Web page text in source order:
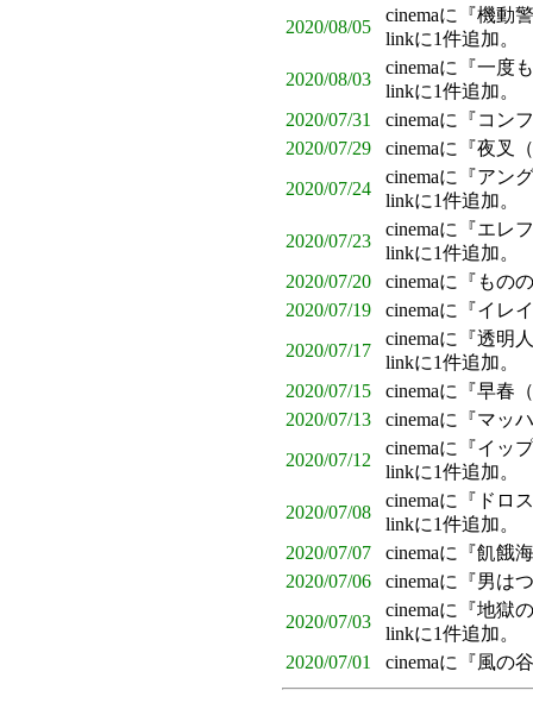
2020/08/05
cinemaに『機動
linkに1件追加。
2020/08/03
cinemaに『一度
linkに1件追加。
2020/07/31
cinemaに『コン
2020/07/29
cinemaに『夜叉
2020/07/24
cinemaに『アン
linkに1件追加。
2020/07/23
cinemaに『エレ
linkに1件追加。
2020/07/20
cinemaに『もの
2020/07/19
cinemaに『イレ
2020/07/17
cinemaに『透明
linkに1件追加。
2020/07/15
cinemaに『早春
2020/07/13
cinemaに『マッ
2020/07/12
cinemaに『イッ
linkに1件追加。
2020/07/08
cinemaに『ドロ
linkに1件追加。
2020/07/07
cinemaに『飢餓
2020/07/06
cinemaに『男は
2020/07/03
cinemaに『地獄
linkに1件追加。
2020/07/01
cinemaに『風の